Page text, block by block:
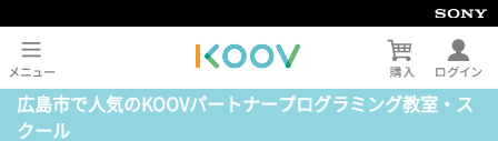
広島市で人気のKOOVパートナープログラミング教室・ス
クール